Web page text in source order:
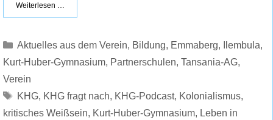
Weiterlesen …
Kategorien
Aktuelles aus dem Verein, Bildung, Emmaberg, Ilembula,
Kurt-Huber-Gymnasium, Partnerschulen, Tansania-AG,
Verein
Schlagwörter
KHG, KHG fragt nach, KHG-Podcast, Kolonialismus,
kritisches Weißsein, Kurt-Huber-Gymnasium, Leben in